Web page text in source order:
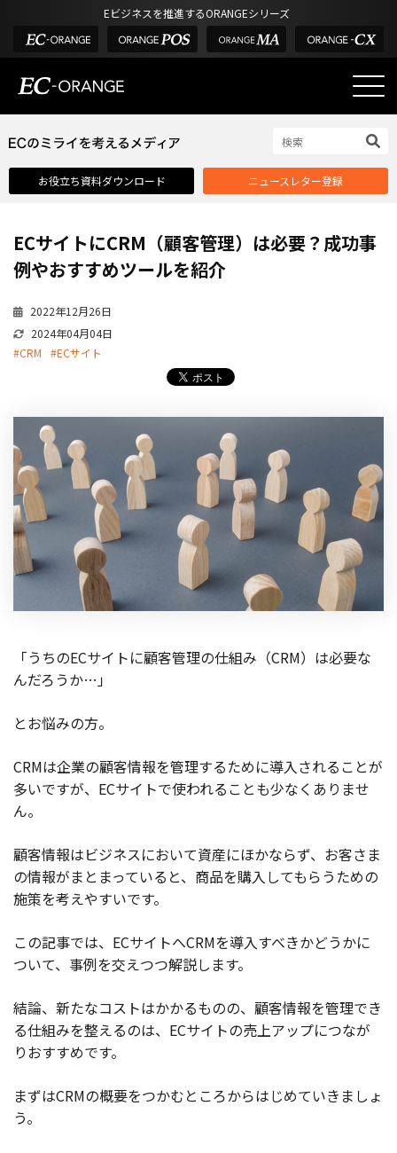
Eビジネスを推進するORANGEシリーズ
選ばれる理由
課題解決例
機能一覧
外部サービス連携
インフラ環境・サポート
特長
ショッピングモール型 EC
マルチテナント、マルチブランドなど
通販受注対応
ECと通販の連動を可能に
EC運用支援
継続的に結果を出し続けるECサイトへ
ライセンス契約
導入事例
03-6432-0346
お問い合わせ
お役立ち資料ダウンロード ニュースレター登録
ECサイトにCRM（顧客管理）は必要？成功事
例やおすすめツールを紹介
2022年12月26日
2024年04月04日
#CRM
#ECサイト
「うちのECサイトに顧客管理の仕組み（CRM）は必要な
んだろうか…」
とお悩みの方。
CRMは企業の顧客情報を管理するために導入されることが
多いですが、ECサイトで使われることも少なくありませ
ん。
顧客情報はビジネスにおいて資産にほかならず、お客さま
の情報がまとまっていると、商品を購入してもらうための
施策を考えやすいです。
この記事では、ECサイトへCRMを導入すべきかどうかに
ついて、事例を交えつつ解説します。
結論、新たなコストはかかるものの、顧客情報を管理でき
る仕組みを整えるのは、ECサイトの売上アップにつなが
りおすすめです。
まずはCRMの概要をつかむところからはじめていきましょ
う。